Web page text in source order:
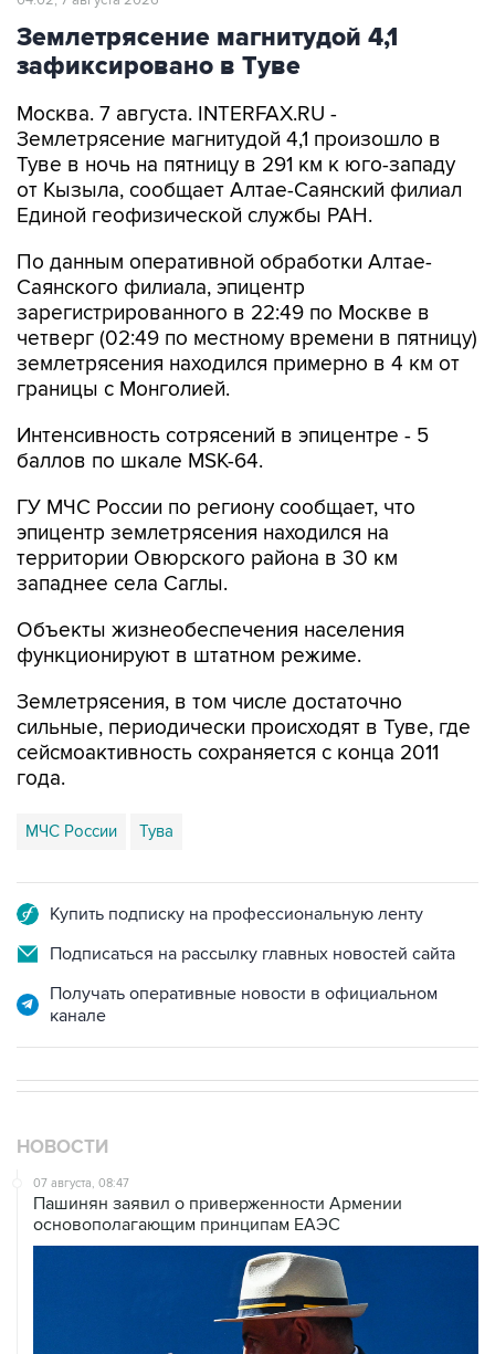
Землетрясение магнитудой 4,1
зафиксировано в Туве
Москва. 7 августа. INTERFAX.RU -
Землетрясение магнитудой 4,1 произошло в
Туве в ночь на пятницу в 291 км к юго-западу
от Кызыла, сообщает Алтае-Саянский филиал
Единой геофизической службы РАН.
По данным оперативной обработки Алтае-
Саянского филиала, эпицентр
зарегистрированного в 22:49 по Москве в
четверг (02:49 по местному времени в пятницу)
землетрясения находился примерно в 4 км от
границы с Монголией.
Интенсивность сотрясений в эпицентре - 5
баллов по шкале MSK-64.
ГУ МЧС России по региону сообщает, что
эпицентр землетрясения находился на
территории Овюрского района в 30 км
западнее села Саглы.
Объекты жизнеобеспечения населения
функционируют в штатном режиме.
Землетрясения, в том числе достаточно
сильные, периодически происходят в Туве, где
сейсмоактивность сохраняется с конца 2011
года.
МЧС России Тува
Купить подписку на профессиональную ленту
Подписаться на рассылку главных новостей сайта
Получать оперативные новости в официальном
канале
НОВОСТИ
07 августа, 08:47
Пашинян заявил о приверженности Армении
основополагающим принципам ЕАЭС